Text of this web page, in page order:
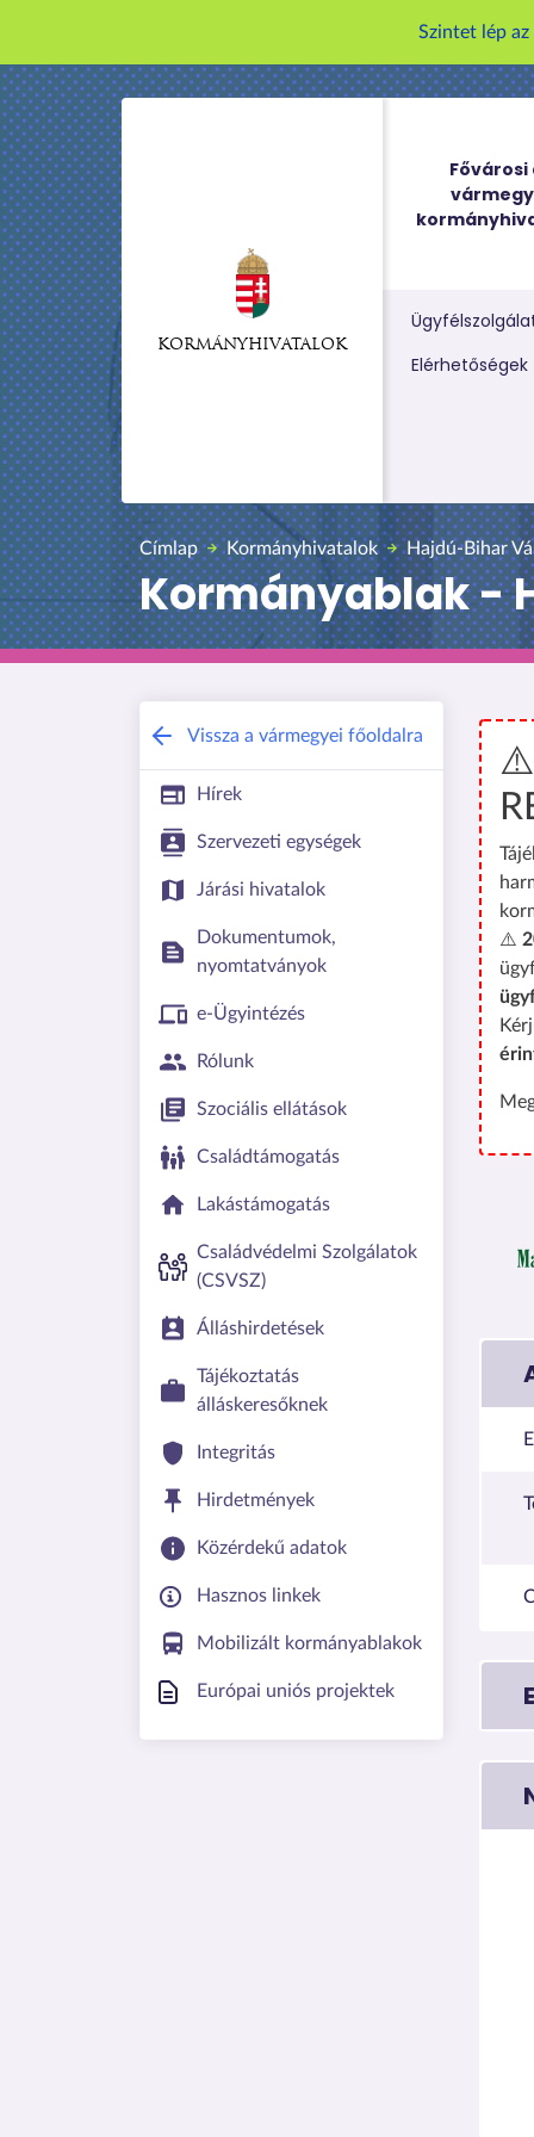
Szintet lép
KORMÁNYHIVATALOK
Fővárosi
Kereső
Elérhetőségek
Címlap Kormányhivatalok Hajdú-Bihar
Kormányablak -
Vissza a vármegyei főoldalra
Hírek
Szervezeti egységek
Járási hivatalok
Dokumentumok,
nyomtatványok
e-Ügyintézés
Rólunk
Szociális ellátások
Családtámogatás
Lakástámogatás
Családvédelmi Szolgálatok
(CSVSZ)
Álláshirdetések
Tájékoztatás
álláskeresőknek
Integritás
Hirdetmények
Közérdekű adatok
Hasznos linkek
Mobilizált kormányablakok
Európai uniós projektek
⚠️
⚠️